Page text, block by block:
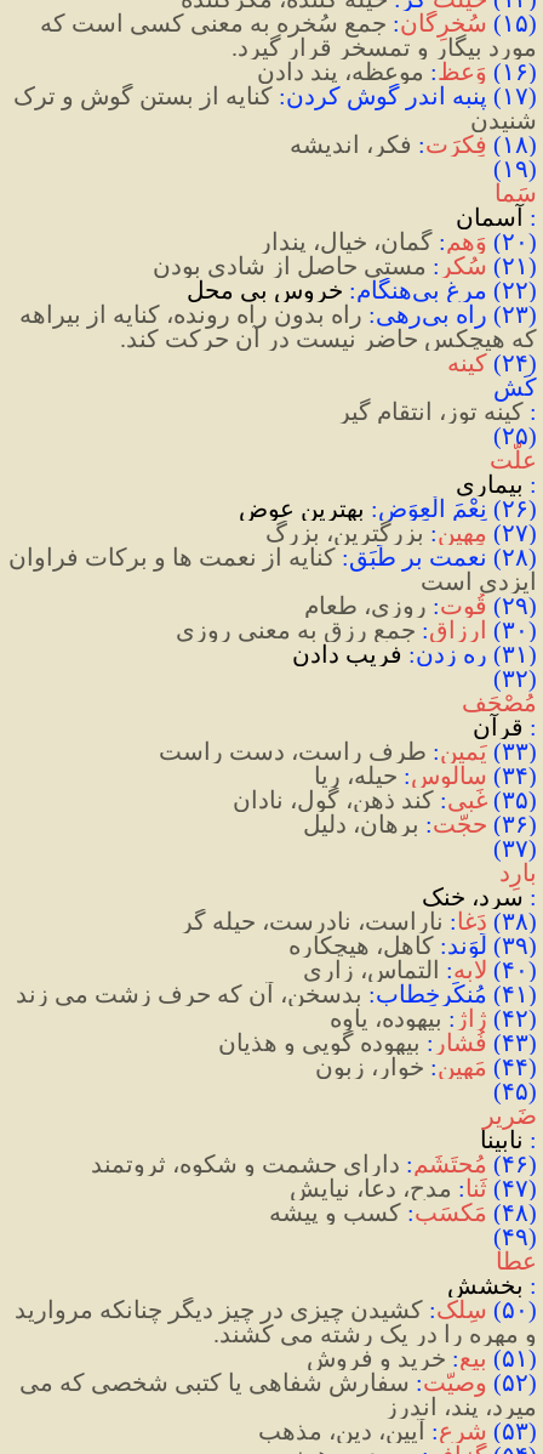
(۱۵) سُخرِگان:
مورد بیگار و تمسخر قرار گیرد.
(۱۶) وَعظ: موعظه، پند دادن
(۱۷) پنبه اندر گوش کردن:
شنیدن
(۱۸) فِکرَت: فکر، اندیشه
(۱۹)
سَما
: آسمان
(۲۰) وَهم: گمان، خیال، پندار
(۲۱) سُکر : مستی حاصل از شادی بودن
(۲۲) مرغ بی‌هنگام : خروس بی محل
(۲۳) راه بیرهی:
که هیچکس حاضر نیست در آن حرکت کند.
(۲۴) کینه
کَش
: کینه توز، انتقام گیر
(۲۵)
علّت
: بیماری
(۲۶) نِعْمَ الْعِوَض:
بهترین عوض
(۲۷) مِهین: بزرگترین، بزرگ
(۲۸) نعمت بر طَبَق:
ایزدی است
(۲۹) قُوت: روزی، طعام
(۳۰) ارزاق: جمع رِزق به معنی روزی
(۳۱) ره زدن:
فریب دادن
(۳۲)
مُصْحَف
: قرآن
(۳۳) یَمین: طرف راست، دست راست
(۳۴) سالوس: حیله‌، ریا
(۳۵) غَبی: کند ذهن، گول، نادان
(۳۶) حجّت: برهان، دلیل
(۳۷)
بارِد
: سرد، خنک
(۳۸) دَغا: ناراست، نادرست، حیله گر
(۳۹) لَوَند: کاهل، هیچکاره
(۴۰) لابه: التماس، زاری
(۴۱) مُنکَرخِطاب: بدسخن، آن که حرف زشت می زند
(۴۲) ژاژ : بیهوده، یاوه
(۴۳) فُشار : بیهوده گویی و هذیان
(۴۴) مَهین: خوار، زبون
(۴۵)
ضَریر
: نابینا
(۴۶) مُحتَشَم: دارای حشمت و شکوه، ثروتمند
(۴۷) ثَنا: مدح، دعا، نیایش
(۴۸) مَکسَب: کسب‌ و پیشه
(۴۹)
عطا
: بخشش
(۵۰) سِلک:
و مهره را در یک رشته می کشند.
(۵۱) بیع: خرید و فروش
(۵۲) وصیّت:
میرد، پند، اندرز
(۵۳) شرع: آیین، دین، مذهب